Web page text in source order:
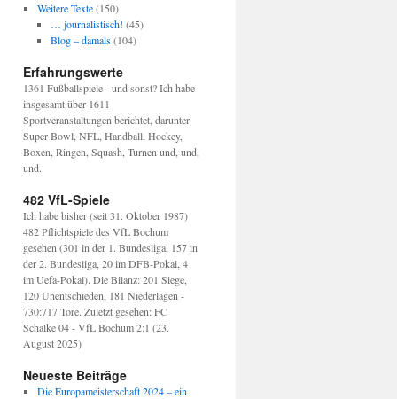
Weitere Texte(150)
… journalistisch! (45)
Blog – damals(104)
Erfahrungswerte
1361 Fußballspiele - und sonst? Ich habe
insgesamt über 1611
Sportveranstaltungen berichtet, darunter
Super Bowl, NFL, Handball, Hockey,
Boxen, Ringen, Squash, Turnen und, und,
und.
482 VfL-Spiele
Ich habe bisher (seit 31. Oktober 1987)
482 Pflichtspiele des VfL Bochum
gesehen (301 in der 1. Bundesliga, 157 in
der 2. Bundesliga, 20 im DFB-Pokal, 4
im Uefa-Pokal). Die Bilanz: 201 Siege,
120 Unentschieden, 181 Niederlagen -
730:717 Tore. Zuletzt gesehen: FC
Schalke 04 - VfL Bochum 2:1 (23.
August 2025)
Neueste Beiträge
Die Europameisterschaft 2024 – ein